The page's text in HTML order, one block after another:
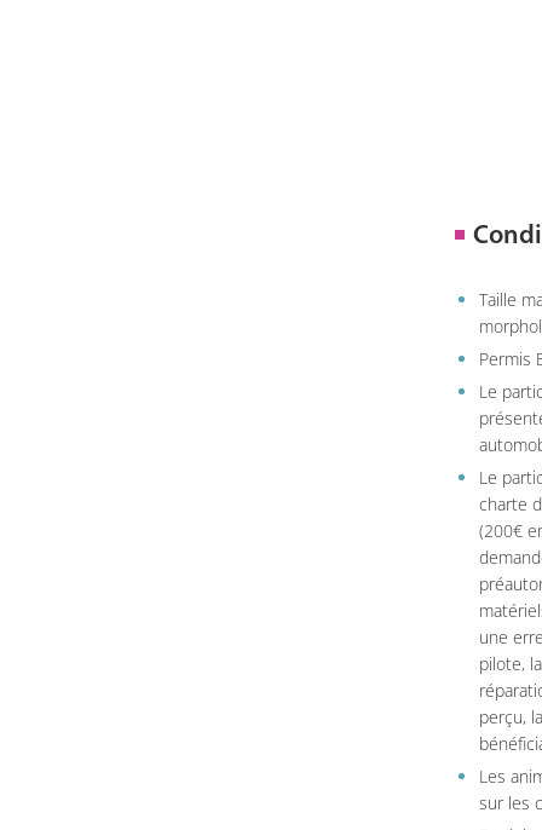
Taille
Permis
Le
Le
charte
(200€
une
pilote,
perçu,
Les
sur les